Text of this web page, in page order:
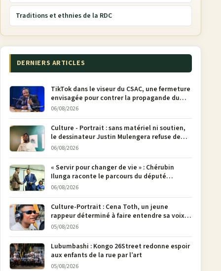
Traditions et ethnies de la RDC
DERNIERS ARTICLES
TikTok dans le viseur du CSAC, une fermeture
envisagée pour contrer la propagande du
M23
06/08/2026
Culture - Portrait : sans matériel ni soutien,
le dessinateur Justin Mulengera refuse de
poser son crayon
06/08/2026
« Servir pour changer de vie » : Chérubin
Ilunga raconte le parcours du député
national Jethro Muyombi Tshimbu en 137
06/08/2026
Culture-Portrait : Cena Toth, un jeune
rappeur déterminé à faire entendre sa voix à
Bunia
05/08/2026
Lubumbashi : Kongo 26Street redonne espoir
aux enfants de la rue par l’art
05/08/2026